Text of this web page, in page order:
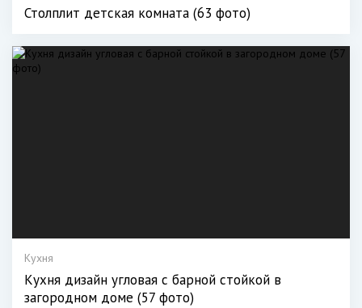
Столплит детская комната (63 фото)
Кухня
Кухня дизайн угловая с барной стойкой в
загородном доме (57 фото)